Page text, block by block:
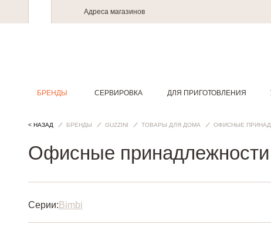
Адреса магазинов
БРЕНДЫ СЕРВИРОВКА ДЛЯ ПРИГОТОВЛЕНИЯ
< НАЗАД БРЕНДЫ GUZZINI ТОВАРЫ ДЛЯ ДОМА ОФИСНЫЕ
Офисные
Серии: Bimbi